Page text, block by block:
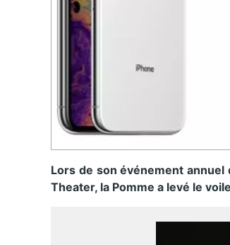
Lors de son événement
Theater, la Pomme a levé le